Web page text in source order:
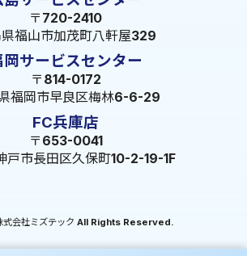
〒720-2410
福山市加茂町八軒屋329
岡サービスセンター
〒814-0172
福岡市早良区梅林6-6-29
FC兵庫店
〒653-0041
戸市長田区久保町10-2-19-1F
会社ミズテック All Rights Reserved.